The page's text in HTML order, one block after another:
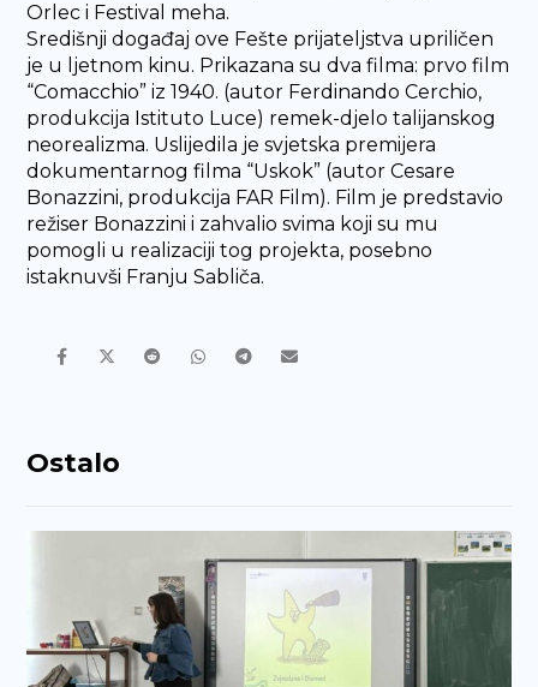
Orlec i Festival meha.
Središnji događaj ove Fešte prijateljstva upriličen
je u ljetnom kinu. Prikazana su dva filma: prvo film
“Comacchio” iz 1940. (autor Ferdinando Cerchio,
produkcija Istituto Luce) remek-djelo talijanskog
neorealizma. Uslijedila je svjetska premijera
dokumentarnog filma “Uskok” (autor Cesare
Bonazzini, produkcija FAR Film). Film je predstavio
režiser Bonazzini i zahvalio svima koji su mu
pomogli u realizaciji tog projekta, posebno
istaknuvši Franju Sabliča.
Ostalo